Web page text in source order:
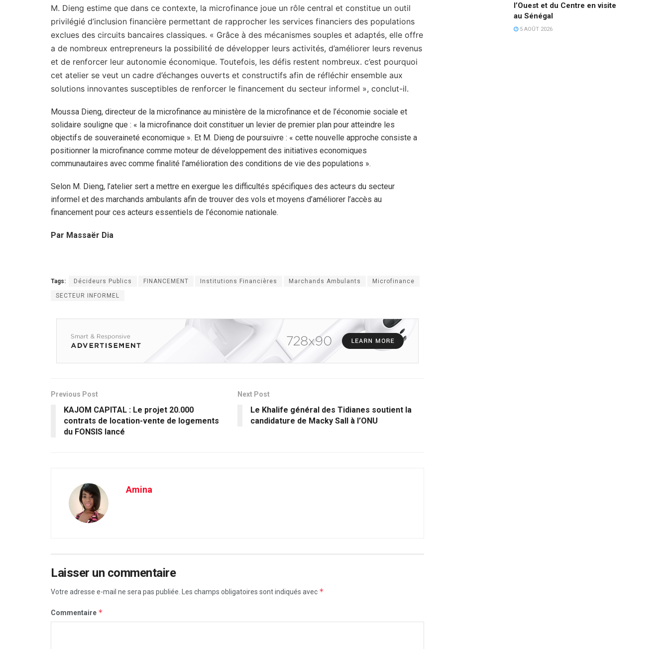
M. Dieng estime que dans ce contexte, la microfinance joue un rôle central et constitue un outil
privilégié d’inclusion financière permettant de rapprocher les services financiers des populations
exclues des circuits bancaires classiques. « Grâce à des mécanismes souples et adaptés, elle offre
a de nombreux entrepreneurs la possibilité de développer leurs activités, d’améliorer leurs revenus
et de renforcer leur autonomie économique. Toutefois, les défis restent nombreux. c’est pourquoi
cet atelier se veut un cadre d’échanges ouverts et constructifs afin de réfléchir ensemble aux
solutions innovantes susceptibles de renforcer le financement du secteur informel », conclut-il.
Moussa Dieng, directeur de la microfinance au ministère de la microfinance et de l’économie sociale et
solidaire souligne que : « la microfinance doit constituer un levier de premier plan pour atteindre les
objectifs de souveraineté economique ». Et M. Dieng de poursuivre : « cette nouvelle approche consiste a
positionner la microfinance comme moteur de développement des initiatives economiques
communautaires avec comme finalité l’amélioration des conditions de vie des populations ».
Selon M. Dieng, l’atelier sert a mettre en exergue les difficultés spécifiques des acteurs du secteur
informel et des marchands ambulants afin de trouver des vols et moyens d’améliorer l’accès au
financement pour ces acteurs essentiels de l’économie nationale.
Par Massaër Dia
Tags: Décideurs Publics FINANCEMENT Institutions Financières Marchands Ambulants Microfinance
SECTEUR INFORMEL
Previous Post
KAJOM CAPITAL : Le projet 20.000
contrats de location-vente de logements
du FONSIS lancé
Next Post
Le Khalife général des Tidianes soutient la
candidature de Macky Sall à l’ONU
Amina
Laisser un commentaire
Votre adresse e-mail ne sera pas publiée. Les champs obligatoires sont indiqués avec *
Commentaire *
l’Ouest et du Centre en visite
au Sénégal
5 AOÛT 2026